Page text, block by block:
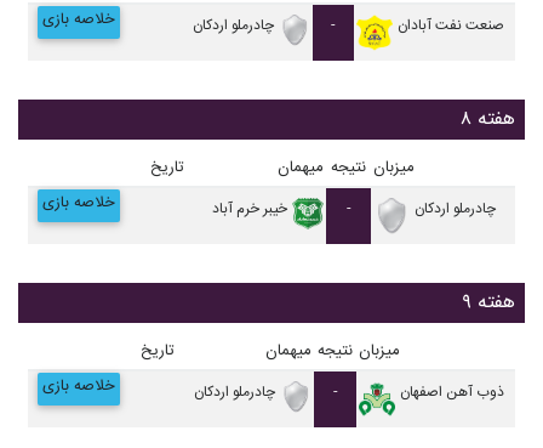
صنعت نفت آبادان - چادرملو اردکان خلاصه بازی
هفته ۸
میزبان نتیجه میهمان تاریخ
چادرملو اردکان - خيبر خرم آباد خلاصه بازی
هفته ۹
میزبان نتیجه میهمان تاریخ
ذوب آهن اصفهان - چادرملو اردکان خلاصه بازی